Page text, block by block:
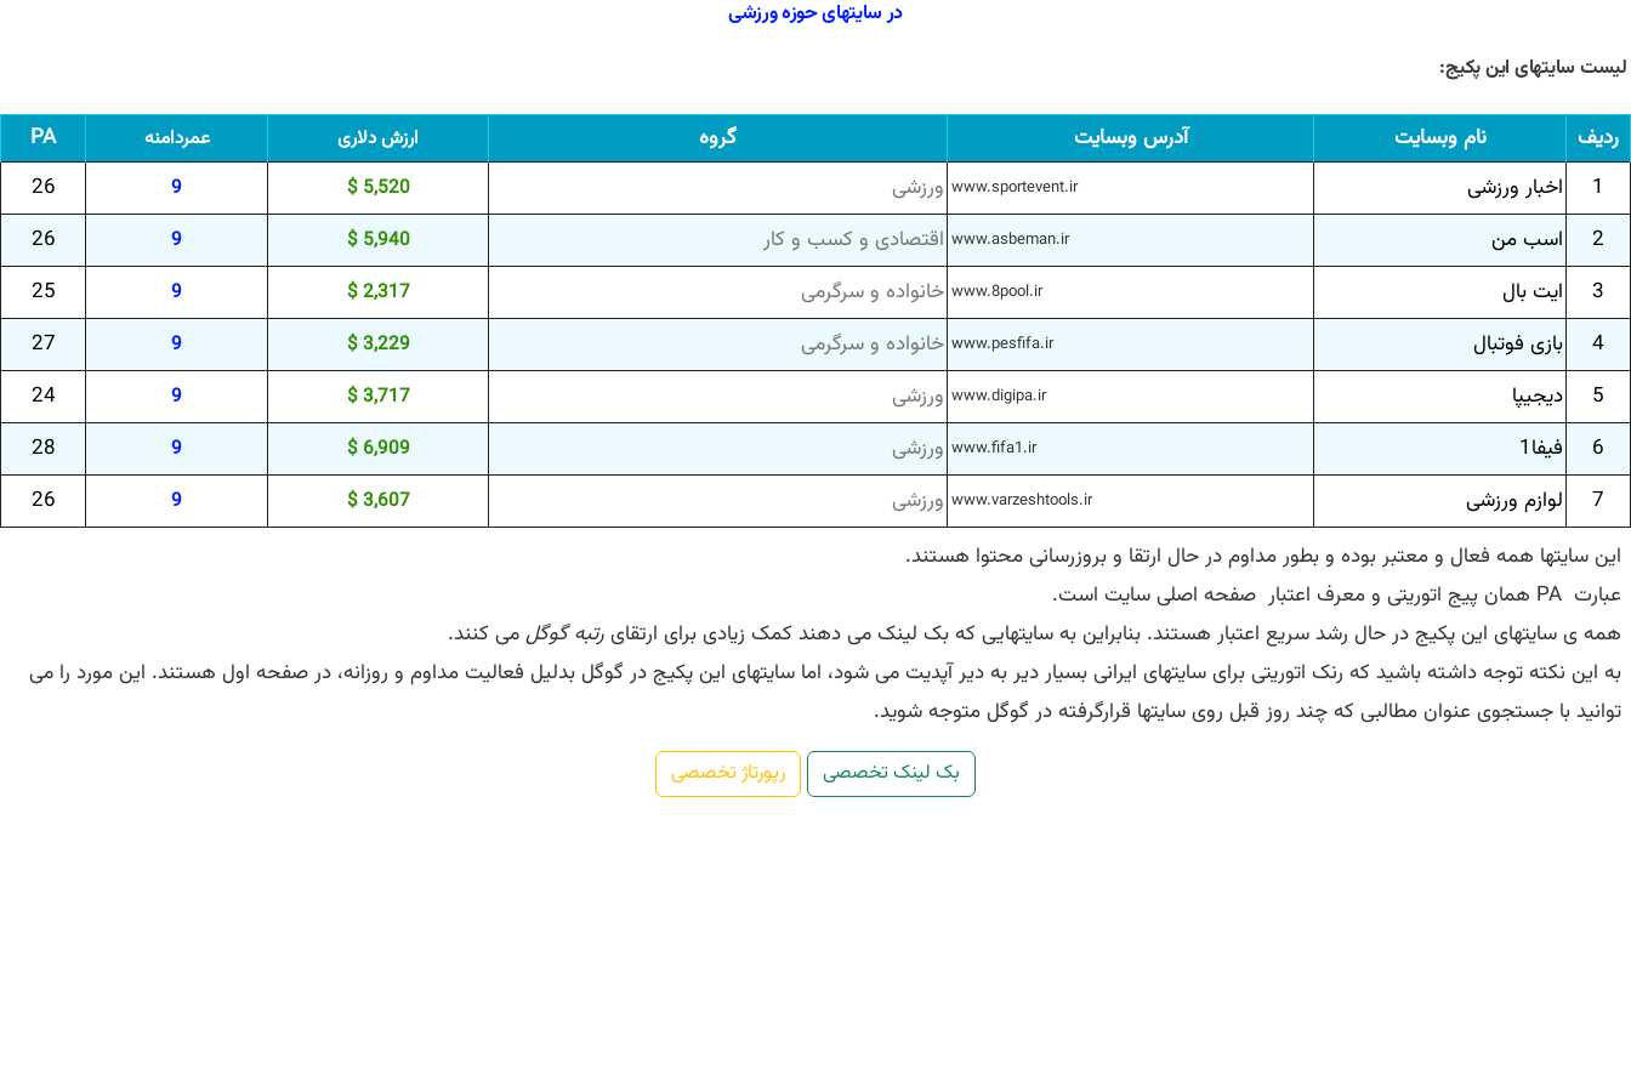
در سایتهای حوزه ورزشی
لیست سایتهای این پکیج:
ردیف نام وبسایت آدرس وبسایت گروه ارزش دلاری عمردامنه
PA
1
اخبار ورزشی www.sportevent.ir ورزشی 5,520 $
9
26
2
اسب من www.asbeman.ir اقتصادی و کسب و کار 5,940 $
9
26
3
ایت بال www.8pool.ir خانواده و سرگرمی 2,317 $
9
25
4
بازی فوتبال www.pesfifa.ir خانواده و سرگرمی 3,229 $
9
27
5
دیجیپا www.digipa.ir ورزشی 3,717 $
9
24
6
فیفا1 www.fifa1.ir ورزشی 6,909 $
9
28
7
لوازم ورزشی www.varzeshtools.ir ورزشی 3,607 $
9
26
این سایتها همه فعال و معتبر بوده و بطور مداوم در حال ارتقا و بروزرسانی محتوا هستند.
عبارت PA همان پیج اتوریتی و معرف اعتبار صفحه اصلی سایت است.
همه ی سایتهای این پکیج در حال رشد سریع اعتبار هستند. بنابراین به سایتهایی که بک لینک می دهند کمک زیادی برای ارتقایرتبه گوگلمی کنند.
به این نکته توجه داشته باشید که رنک اتوریتی برای سایتهای ایرانی بسیار دیر به دیر آپدیت می شود، اما سایتهای این پکیج در گوگل بدلیل فعالیت مداوم و روزانه، در صفحه اول هستند. این مورد را می
توانید با جستجوی عنوان مطالبی که چند روز قبل روی سایتها قرارگرفته در گوگل متوجه شوید.
بک لینک تخصصی رپورتاژ تخصصی